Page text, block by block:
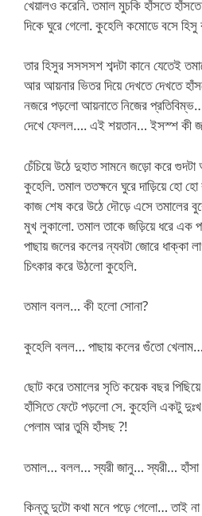
খেয়ালও করেনি. তমাল মুচকি হাঁসতে
দিকে ঘুরে গেলো. কুহেলি কমোডে বসে
তার হিসুর সসসসশ শব্দটা কানে যেতেই
আর আয়নার ভিতর দিয়ে দেখতে দেখতে
নজরে পড়লো আয়নাতে নিজের
দেখে ফেলল…. এই শয়তান… ইসস্শ
চেঁচিয়ে উঠে দুহাত সামনে জড়ো করে
কুহেলি. তমাল ততক্ষনে ঘুরে দাড়িয়ে হো
কাজ শেষ করে উঠে দৌড়ে এসে তমালের
মুখ লুকালো. তমাল তাকে জড়িয়ে ধরে এক
পাছায় জলের কলের ন্যবটা জোরে
চিৎকার করে উঠলো কুহেলি.
তমাল বলল… কী হলো সোনা?
কুহেলি বলল… পাছায় কলের গুঁতো
ছোট করে তমালের সৃতি কয়েক বছর
হাঁসিতে ফেটে পড়লো সে. কুহেলি একটু
পেলাম আর তুমি হাঁসছ ?!
তমাল… বলল… স্যরী জানু… স্যরী… হাঁসা
কিন্তু দুটো কথা মনে পড়ে গেলো… তাই না